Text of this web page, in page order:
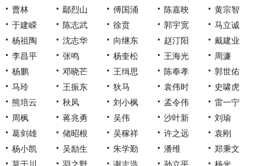
曹林
鄢烈山 傅国涌 陈嘉映
黄宗智
于建嵘
陈志武 徐贲 郭宇宽
马立诚
杨祖陶
沈志华 向继东 赵汀阳
戴建业
李昌平
张鸣 杨奎松 王海光
周濂
杨鹏
邓晓芒 王缉思 陈奉孝
郭世佑
马玲
王振东 狄马 袁伟时
史啸虎
熊培云
秋风 刘小枫 孟令伟
雷一宁
周枫
蒋兆勇 吴伟 沙叶新
刘瑜
葛剑雄
储昭根 吴稼祥 许之远
袁刚
杨小凯
吴励生 朱学勤 潘维
郑秉文